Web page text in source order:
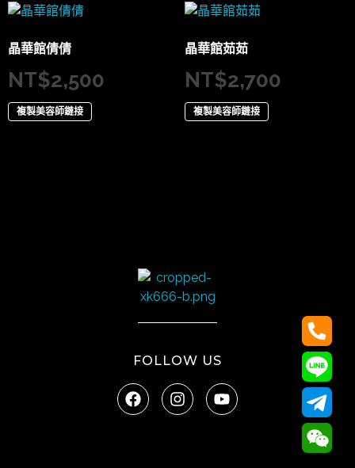
晶華館倩倩
NT$2,500
複製美容師鏈接
晶華館茹茹
NT$2,700
複製美容師鏈接
FOLLOW US